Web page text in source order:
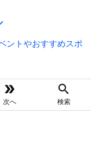
ントやおすすめスポ

次へ

検索